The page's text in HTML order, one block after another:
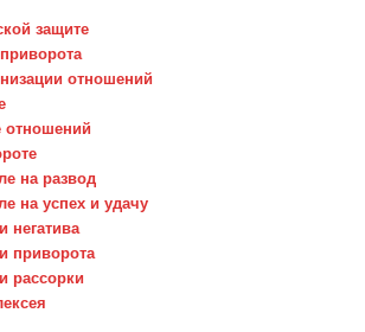
защите
отношений
на развод
на успех и удачу
негатива
приворота
рассорки